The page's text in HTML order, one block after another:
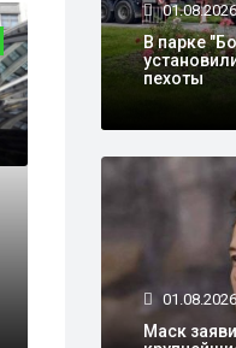
в
из
В парке
пехоты
Маск